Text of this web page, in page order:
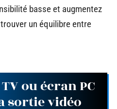
basse et augmentez
un équilibre entre
ou écran PC
sortie vidéo